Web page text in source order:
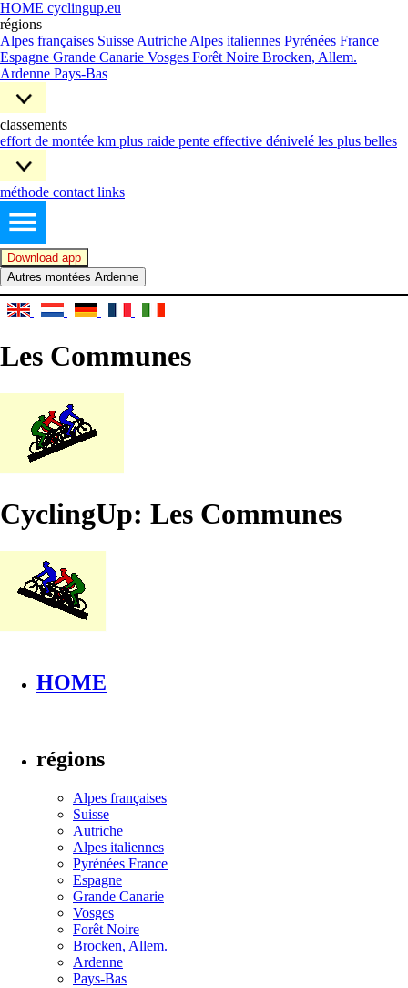
HOME cyclingup.eu
régions
Alpes françaises Suisse Autriche Alpes italiennes Pyrénées France
Espagne Grande Canarie Vosges Forêt Noire Brocken, Allem.
Ardenne Pays-Bas
classements
effort de montée km plus raide pente effective dénivelé les plus belles
méthode contact links
Download app
Autres montées Ardenne
Les Communes
CyclingUp: Les Communes
HOME
régions
Alpes françaises
Suisse
Autriche
Alpes italiennes
Pyrénées France
Espagne
Grande Canarie
Vosges
Forêt Noire
Brocken, Allem.
Ardenne
Pays-Bas